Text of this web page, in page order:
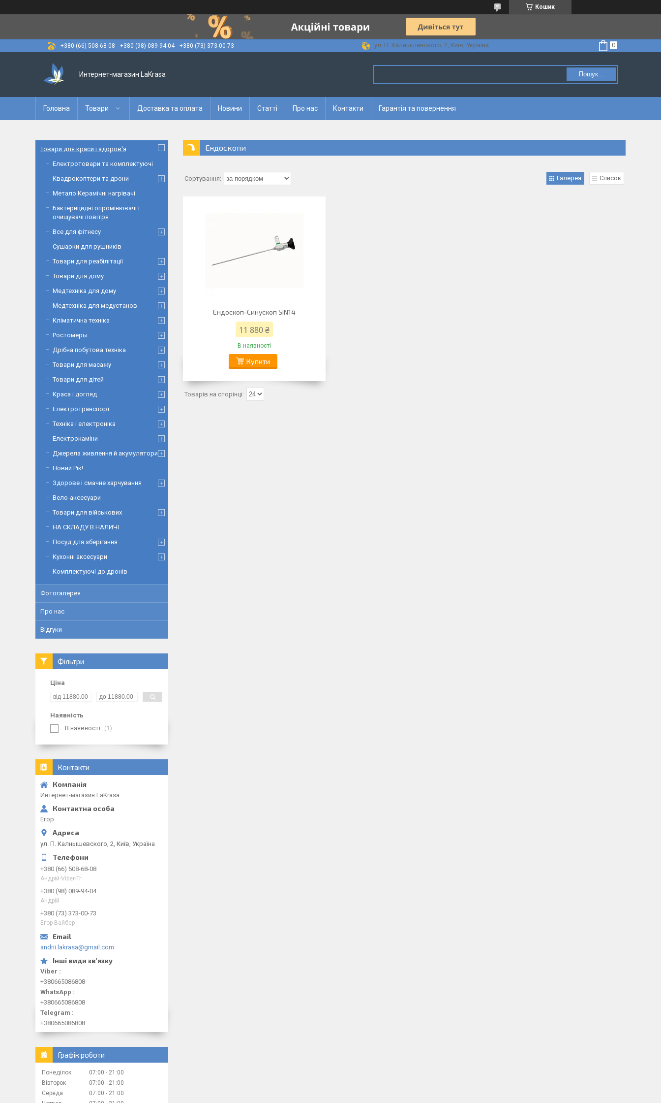
Кошик
+380 (66) 508-68-08 +380 (98) 089-94-04 +380 (73) 373-00-73 ул. П. Калнышевского, 2, Київ, Україна
Интернет-магазин LaKrasa Пошук...
Головна Товари Доставка та оплата Новини Статті Про нас Контакти Гарантія та повернення
Ендоскопи
Галерея Список
Ендоскоп-Синускоп SIN14
11 880 ₴
В наявності
Купити
Товари для краси і здоров'я
Електротовари та комплектуючі
Квадрокоптери та дрони
Метало Керамічні нагрівачі
Бактерицидні опромінювачі і
очищувачі повітря
Все для фітнесу
Сушарки для рушників
Товари для реабілітації
Товари для дому
Медтехніка для дому
Медтехніка для медустанов
Кліматична техніка
Ростомеры
Дрібна побутова техніка
Товари для масажу
Товари для дітей
Краса і догляд
Електротранспорт
Техніка і електроніка
Електрокаміни
Джерела живлення й акумулятори
Новий Рік!
Здорове і смачне харчування
Вело-аксесуари
Товари для військових
НА СКЛАДУ В НАЛИЧІ
Посуд для зберігання
Кухонні аксесуари
Комплектуючі до дронів
Фотогалерея
Про нас
Відгуки
Фільтри
Ціна
Наявність
В наявності
1
Контакти
Интернет-магазин LaKrasa
Егор
ул. П. Калнышевского, 2, Київ, Україна
+380 (66) 508-68-08
Андрій-Viber-Тг
+380 (98) 089-94-04
Андрій
+380 (73) 373-00-73
Егор-Вайбер
andrii.lakrasa@gmail.com
Viber
+380665086808
WhatsApp
+380665086808
Telegram
+380665086808
Графік роботи
Понеділок 07:00
21:00
Вівторок
07:00
21:00
Середа
07:00
21:00